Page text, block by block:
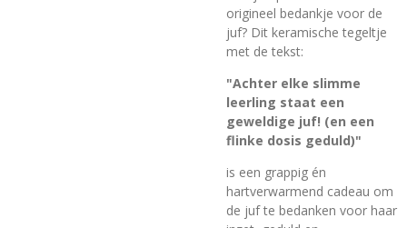
origineel bedankje voor de
juf? Dit keramische tegeltje
met de tekst:
"Achter elke slimme
leerling staat een
geweldige juf! (en een
flinke dosis geduld)"
is een grappig én
hartverwarmend cadeau om
de juf te bedanken voor haar